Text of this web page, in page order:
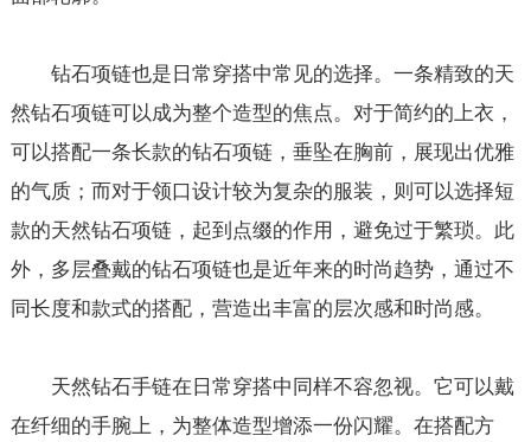
钻石项链也是日常穿搭中常见的选择。一条精致的天
然钻石项链可以成为整个造型的焦点。对于简约的上衣，
可以搭配一条长款的钻石项链，垂坠在胸前，展现出优雅
的气质；而对于领口设计较为复杂的服装，则可以选择短
款的天然钻石项链，起到点缀的作用，避免过于繁琐。此
外，多层叠戴的钻石项链也是近年来的时尚趋势，通过不
同长度和款式的搭配，营造出丰富的层次感和时尚感。
天然钻石手链在日常穿搭中同样不容忽视。它可以戴
在纤细的手腕上，为整体造型增添一份闪耀。在搭配方